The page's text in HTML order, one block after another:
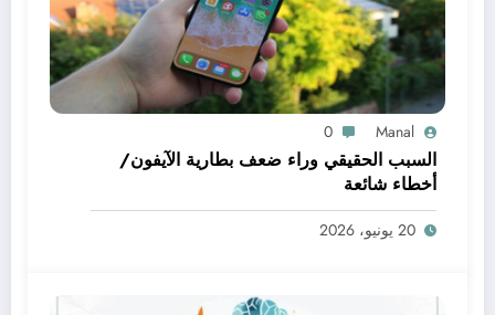
Manal
0
السبب الحقيقي وراء ضعف بطارية الآيفون/
أخطاء شائعة
20 يونيو، 2026